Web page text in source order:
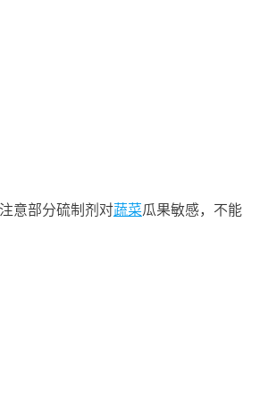
意部分硫制剂对蔬菜瓜果敏感，不能